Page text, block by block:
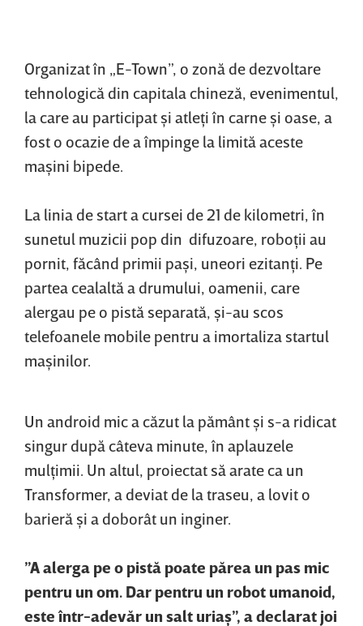
Organizat în „E-Town”, o zonă de dezvoltare
tehnologică din capitala chineză, evenimentul,
la care au participat şi atleţi în carne şi oase, a
fost o ocazie de a împinge la limită aceste
maşini bipede.
La linia de start a cursei de 21 de kilometri, în
sunetul muzicii pop din difuzoare, roboţii au
pornit, făcând primii paşi, uneori ezitanţi. Pe
partea cealaltă a drumului, oamenii, care
alergau pe o pistă separată, şi-au scos
telefoanele mobile pentru a imortaliza startul
maşinilor.
Un android mic a căzut la pământ şi s-a ridicat
singur după câteva minute, în aplauzele
mulţimii. Un altul, proiectat să arate ca un
Transformer, a deviat de la traseu, a lovit o
barieră şi a doborât un inginer.
”A alerga pe o pistă poate părea un pas mic
pentru un om. Dar pentru un robot umanoid,
este într-adevăr un salt uriaş”, a declarat joi